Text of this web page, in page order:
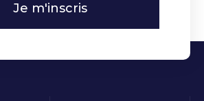
Je m'inscris